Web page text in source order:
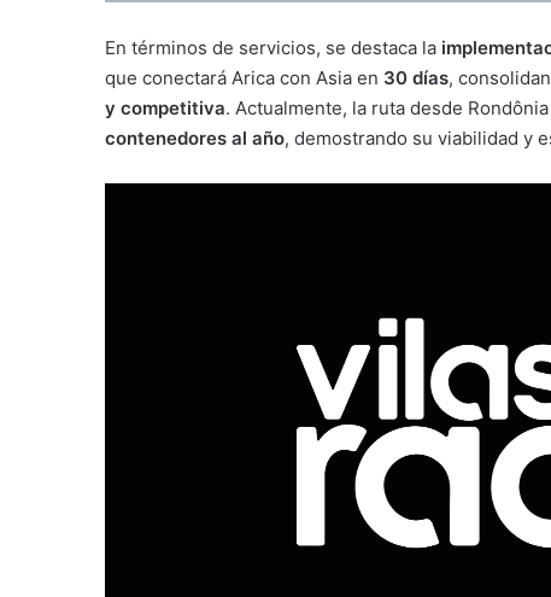
En términos de servicios, se destaca la
que conectará Arica con Asia en 30 días,
y competitiva. Actualmente, la ruta desde
contenedores al año, demostrando su viabilidad y